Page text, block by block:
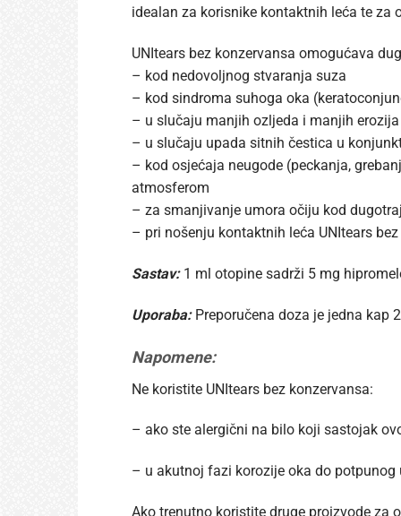
idealan za korisnike kontaktnih leća te za
UNItears bez konzervansa omogućava
– kod nedovoljnog stvaranja suza
– kod sindroma suhoga oka
– u slučaju manjih ozljeda i manjih
– u slučaju upada sitnih čestica u
– kod osjećaja neugode (peckanja,
atmosferom
– za smanjivanje umora očiju kod
– pri nošenju kontaktnih leća UNItears
Sastav: 1 ml otopine sadrži 5 mg
Uporaba:Preporučena doza je jedna kap
Napomene:
Ne koristite UNItears bez konzervansa:
– ako ste alergični na bilo koji sastojak
– u akutnoj fazi korozije oka do
Ako trenutno koristite druge proizvode za